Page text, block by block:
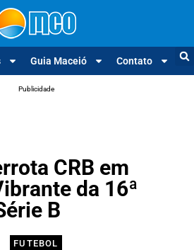
Guia Maceió Contato
Publicidade
CRB em
da 16ª
B
FUTEBOL